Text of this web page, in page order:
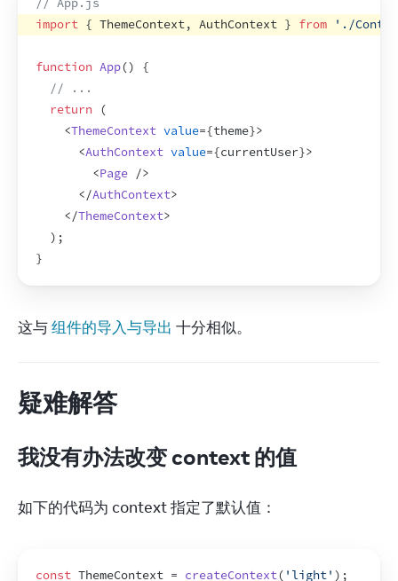
// App.js
import { ThemeContext, AuthContext } from './
function App()
{
// ...
return
(
<ThemeContext value={theme}>
<AuthContext value={currentUser}>
<Page />
</AuthContext>
</ThemeContext>
) ;
}
这与 组件的导入与导出 十分相似。
疑难解答
我没有办法改变 context 的值
如下的代码为 context 指定了默认值：
const ThemeContext = createContext( 'light' ) ;